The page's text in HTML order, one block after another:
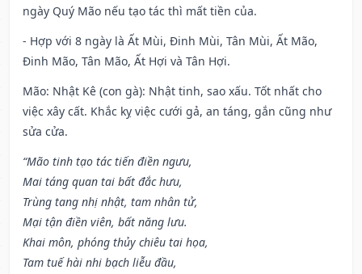
ngày Quý Mão nếu tạo tác thì mất tiền của.
- Hợp với 8 ngày là Ất Mùi, Đinh Mùi, Tân Mùi, Ất Mão,
Đinh Mão, Tân Mão, Ất Hợi và Tân Hợi.
Mão: Nhật Kê (con gà): Nhật tinh, sao xấu. Tốt nhất cho
việc xây cất. Khắc kỵ việc cưới gả, an táng, gắn cũng như
sửa cửa.
“Mão tinh tạo tác tiến điền ngưu,
Mai táng quan tai bất đắc hưu,
Trùng tang nhị nhật, tam nhân tử,
Mại tận điền viên, bất năng lưu.
Khai môn, phóng thủy chiêu tai họa,
Tam tuế hài nhi bạch liễu đầu,